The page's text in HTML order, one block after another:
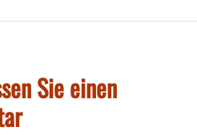
Sie einen